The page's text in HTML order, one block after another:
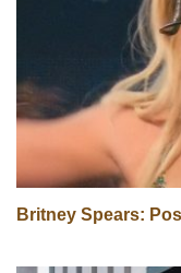
Britney Spears: